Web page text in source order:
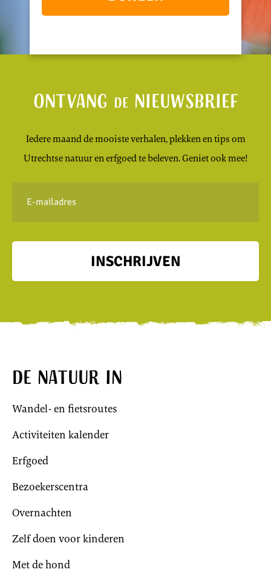
Ontvang denieuwsbrief
Iedere maand de mooiste verhalen, plekken en tips om
Utrechtse natuur en erfgoed te beleven. Geniet ook mee!
mailadres
INSCHRIJVEN
De natuur in
Wandel- en fietsroutes
Activiteiten kalender
Erfgoed
Bezoekerscentra
Overnachten
Zelf doen voor kinderen
Met de hond